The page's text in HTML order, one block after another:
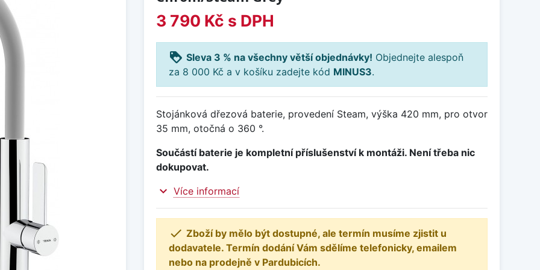
3 790 Kč s DPH
loyalty Sleva 3 % na všechny větší objednávky! Objednejte alespoň
za 8 000 Kč a v košíku zadejte kód MINUS3.
Stojánková dřezová baterie, provedení Steam, výška 420 mm, pro otvor
35 mm, otočná o 360 °.
Součástí baterie je kompletní příslušenství k montáži. Není třeba nic
dokupovat.
expand_more Více informací
 Zboží by mělo být dostupné, ale termín musíme zjistit u
dodavatele. Termín dodání Vám sdělíme telefonicky, emailem
nebo na prodejně v Pardubicích.